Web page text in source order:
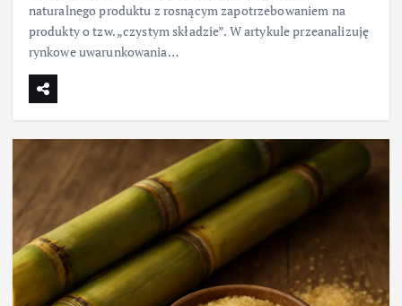
naturalnego produktu z rosnącym zapotrzebowaniem na
produkty o tzw. „czystym składzie”. W artykule przeanalizuję
rynkowe uwarunkowania…